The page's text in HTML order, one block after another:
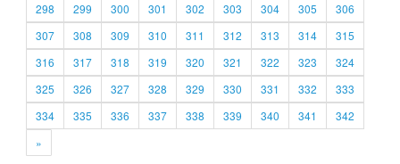
298
299 300 301 302 303 304 305
306
307
308 309 310 311 312 313 314
315
316
317 318 319 320 321 322 323
324
325
326 327 328 329 330 331 332
333
334
335 336 337 338 339 340 341
342
»